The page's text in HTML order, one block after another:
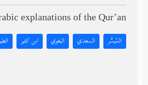
explanations of the Qur’an:
المُيسَّر السعدي البغوي ابن كثير